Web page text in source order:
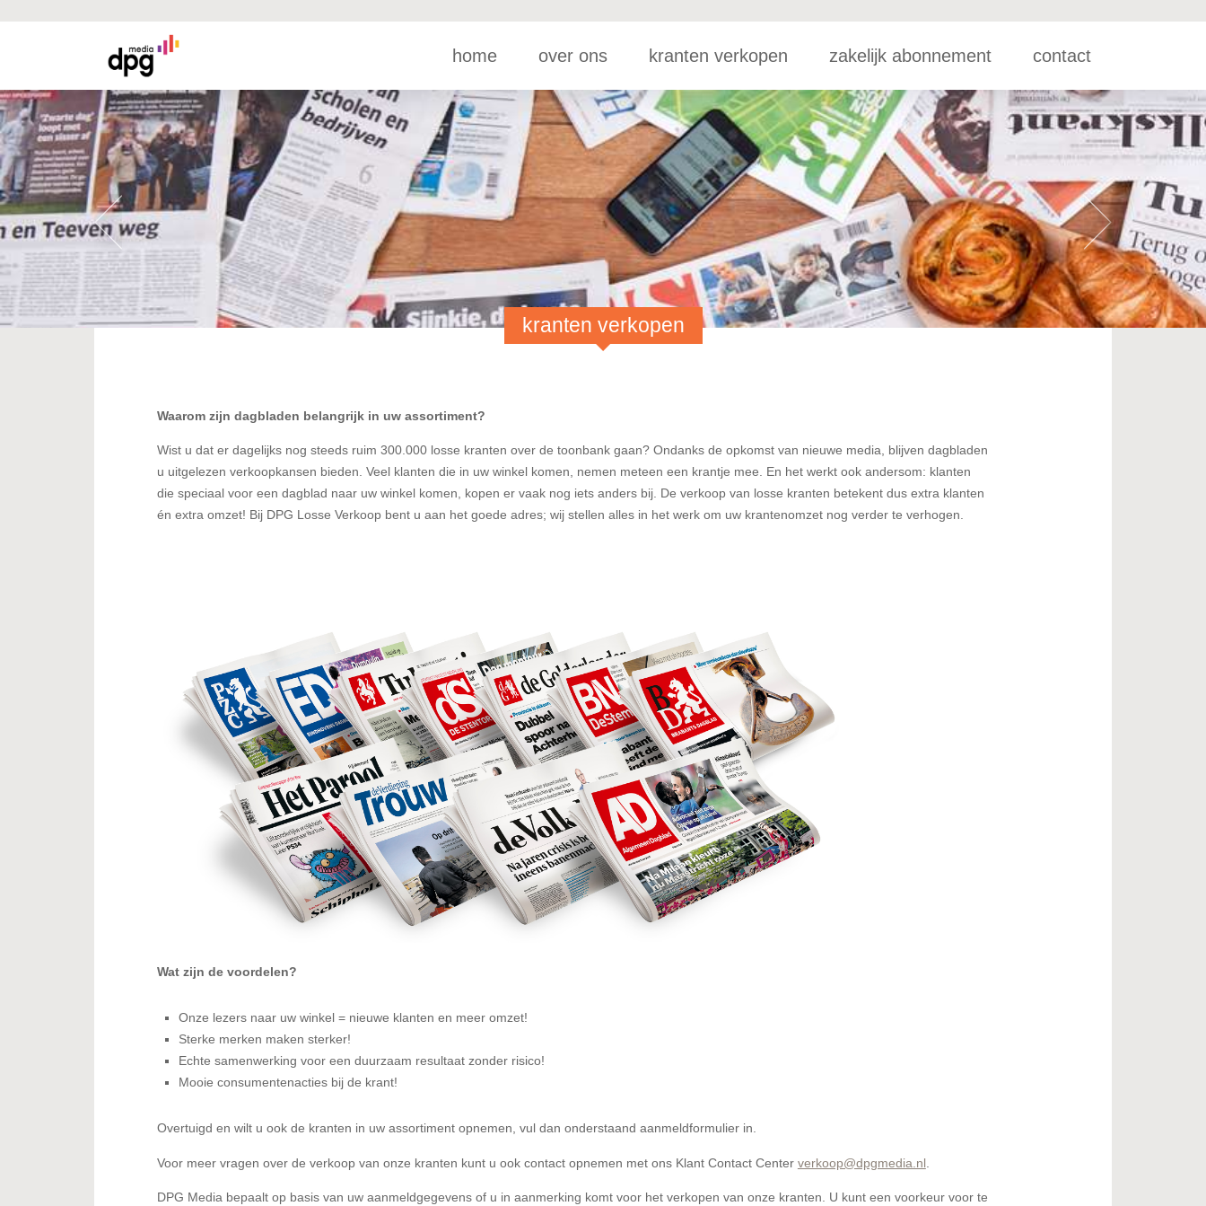
home over ons kranten verkopen zakelijk abonnement contact
kranten verkopen
Waarom zijn dagbladen belangrijk in uw assortiment?
Wist u dat er dagelijks nog steeds ruim 300.000 losse kranten over de toonbank gaan? Ondanks de opkomst van nieuwe media, blijven dagbladen
u uitgelezen verkoopkansen bieden. Veel klanten die in uw winkel komen, nemen meteen een krantje mee. En het werkt ook andersom: klanten
die speciaal voor een dagblad naar uw winkel komen, kopen er vaak nog iets anders bij. De verkoop van losse kranten betekent dus extra klanten
én extra omzet! Bij DPG Losse Verkoop bent u aan het goede adres; wij stellen alles in het werk om uw krantenomzet nog verder te verhogen.
Wat zijn de voordelen?
Onze lezers naar uw winkel = nieuwe klanten en meer omzet!
Sterke merken maken sterker!
Echte samenwerking voor een duurzaam resultaat zonder risico!
Mooie consumentenacties bij de krant!
Overtuigd en wilt u ook de kranten in uw assortiment opnemen, vul dan onderstaand aanmeldformulier in.
Voor meer vragen over de verkoop van onze kranten kunt u ook contact opnemen met ons Klant Contact Center verkoop@dpgmedia.nl
DPG Media bepaalt op basis van uw aanmeldgegevens of u in aanmerking komt voor het verkopen van onze kranten. U kunt een voorkeur voor te